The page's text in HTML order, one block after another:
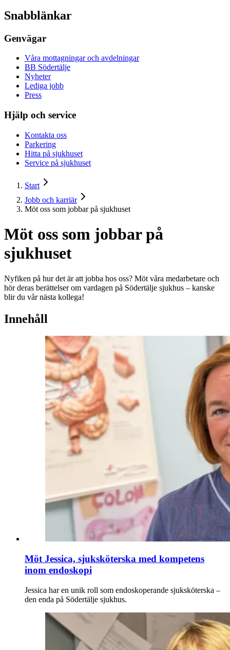
Snabblänkar
Genvägar
Våra mottagningar och avdelningar
BB Södertälje
Nyheter
Lediga jobb
Press
Hjälp och service
Kontakta oss
Parkering
Hitta på sjukhuset
Service på sjukhuset
Start
Jobb och karriär
Möt oss som jobbar på sjukhuset
Möt oss som jobbar på
sjukhuset
Nyfiken på hur det är att jobba hos oss? Möt våra medarbetare och
hör deras berättelser om vardagen på Södertälje sjukhus – kanske
blir du vår nästa kollega!
Innehåll
Möt Jessica, sjuksköterska med kompetens
inom endoskopi
Jessica har en unik roll som endoskoperande sjuksköterska –
den enda på Södertälje sjukhus.